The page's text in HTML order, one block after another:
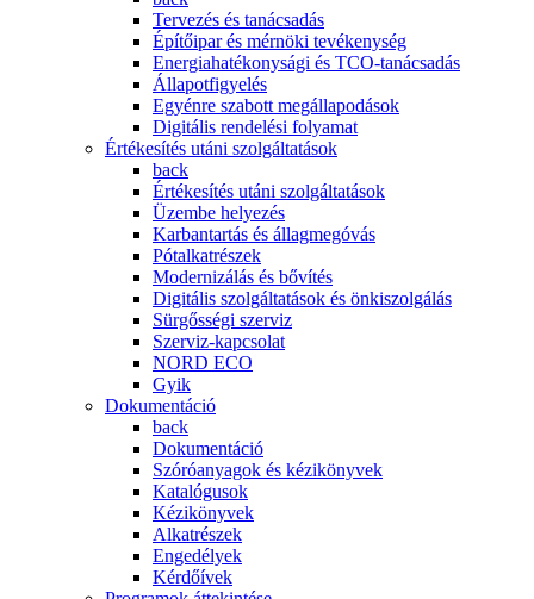
Tervezés és tanácsadás
Építőipar és mérnöki tevékenység
Energiahatékonysági és TCO-tanácsadás
Állapotfigyelés
Egyénre szabott megállapodások
Digitális rendelési folyamat
Értékesítés utáni szolgáltatások
back
Értékesítés utáni szolgáltatások
Üzembe helyezés
Karbantartás és állagmegóvás
Pótalkatrészek
Modernizálás és bővítés
Digitális szolgáltatások és önkiszolgálás
Sürgősségi szerviz
Szerviz-kapcsolat
NORD ECO
Gyik
Dokumentáció
back
Dokumentáció
Szóróanyagok és kézikönyvek
Katalógusok
Kézikönyvek
Alkatrészek
Engedélyek
Kérdőívek